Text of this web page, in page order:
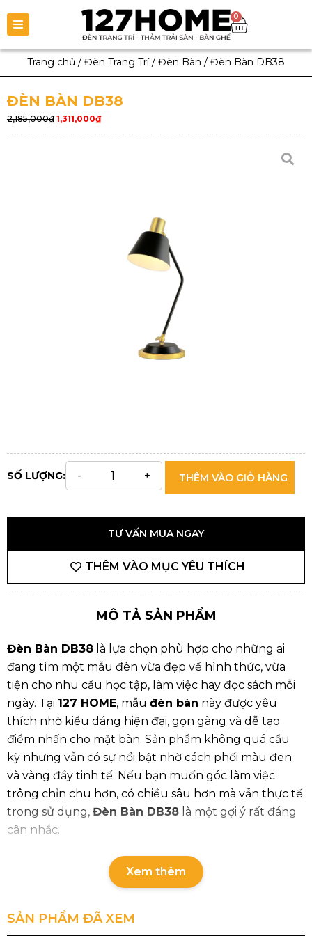
0
Trang chủ / Đèn Trang Trí/ Đèn Bàn / Đèn Bàn DB38
ĐÈN BÀN DB38
2,185,000₫ 1,311,000₫
SỐ LƯỢNG: THÊM VÀO GIỎ HÀNG
TƯ VẤN MUA NGAY
THÊM VÀO MỤC YÊU THÍCH
MÔ TẢ SẢN PHẨM
Đèn Bàn DB38 là lựa chọn phù hợp cho những ai
đang tìm một mẫu đèn vừa đẹp về hình thức, vừa
tiện cho nhu cầu học tập, làm việc hay đọc sách mỗi
ngày. Tại 127 HOME, mẫu đèn bàn này được yêu
thích nhờ kiểu dáng hiện đại, gọn gàng và dễ tạo
điểm nhấn cho mặt bàn. Sản phẩm không quá cầu
kỳ nhưng vẫn có sự nổi bật nhờ cách phối màu đen
và vàng đầy tinh tế. Nếu bạn muốn góc làm việc
trông chỉn chu hơn, có chiều sâu hơn mà vẫn thực tế
trong sử dụng, Đèn Bàn DB38 là một gợi ý rất đáng
cân nhắc.
Thông số chi tiết của sản phẩm
Mã sản phẩm: DB38
Kích thước sản phẩm: W180 x H550
Xem thêm
SẢN PHẨM ĐÃ XEM